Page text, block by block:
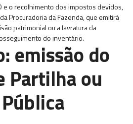
e o recolhimento dos impostos devidos,
Procuradoria da Fazenda, que emitirá
patrimonial ou a lavratura da
do inventário.
emissão do
Partilha ou